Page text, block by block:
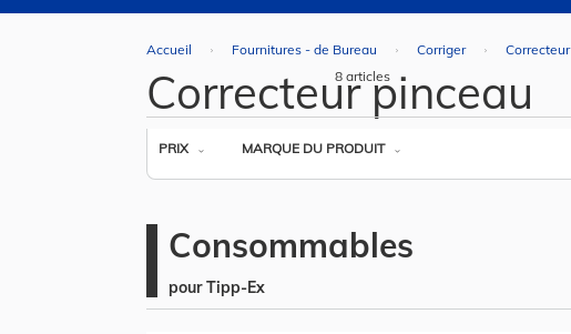
Accueil Fournitures - de Bureau Corriger
Correcteur pinceau
PRIX MARQUE DU PRODUIT
8 articles
Consommables
pour Tipp-Ex